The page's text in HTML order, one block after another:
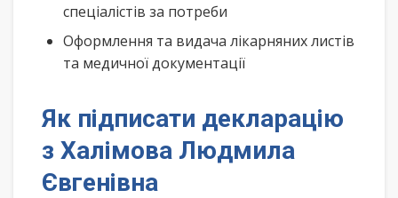
спеціалістів за потреби
Оформлення та видача лікарняних листів
та медичної документації
Як підписати декларацію
з Халімова Людмила
Євгенівна